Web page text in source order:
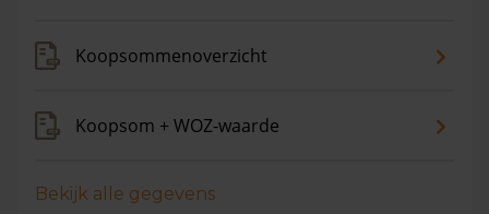
Koopsommenoverzicht
Koopsom + WOZ-waarde
Bekijk alle gegevens